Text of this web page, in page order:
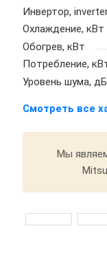
Инвертор,
Охлаждение, кВт
Обогрев, кВт
Потребление,
Уровень шума, дБ
Смотреть все
Мы